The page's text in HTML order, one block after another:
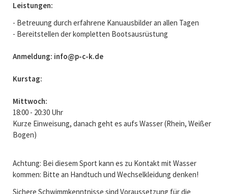
Leistungen:
- Betreuung durch erfahrene Kanuausbilder an allen Tagen
- Bereitstellen der kompletten Bootsausrüstung
Anmeldung: info@p-c-k.de
Kurstag:
Mittwoch:
18:00 - 20:30 Uhr
Kurze Einweisung, danach geht es aufs Wasser (Rhein, Weißer
Bogen)
Achtung: Bei diesem Sport kann es zu Kontakt mit Wasser
kommen: Bitte an Handtuch und Wechselkleidung denken!
Sichere Schwimmkenntnisse sind Voraussetzung für die